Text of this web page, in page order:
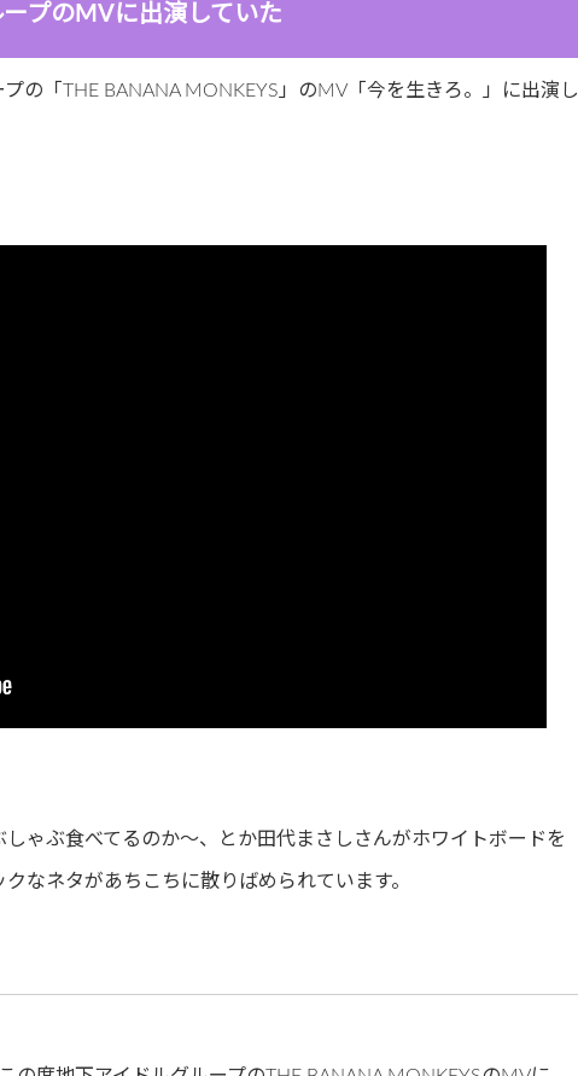
プのMVに出演していた
の「THE BANANA MONKEYS」のMV「今を生きろ。」に出演し
ゃぶ食べてるのか～、とか田代まさしさんがホワイトボードを
なネタがあちこちに散りばめられています。